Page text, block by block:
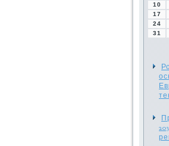
10
17
24
31